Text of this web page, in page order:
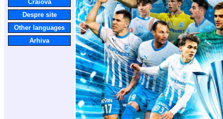
Craiova
Despre site
Other languages
Arhiva